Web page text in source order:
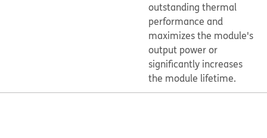
outstanding thermal
performance and
maximizes the module's
output power or
significantly increases
the module lifetime.